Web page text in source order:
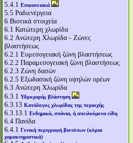
5.4.1 Επιφανειακά
5.5 Ραδιενέργεια
6 Βιοτικά στοιχεία
6.1 Κατώτερη χλωρίδα
6.2 Aνώτερη Χλωρίδα - Ζώνες
βλαστήσεως
6.2.1 Ευμεσογειακή ζώνη βλαστήσεως
6.2.2 Παραμεσογειακή ζώνη βλαστήσεως
6.2.3 Ζώνη δασών
6.2.5 Εξωδασική ζώνη υψηλών ορέων
6.3 Aνώτερη Χλωρίδα
6.3.1 Υδροχαρής βλάστηση
6.3.13 Κατάλογος χλωρίδας της περιοχής
6.3.13.1 Ενδημικά, σπάνια, ή απειλούμενα είδη
6.4 Πανίδα
6.4.1 Γενική περιγραφή βιοτόπων (κύρια
χαρακτηριστικά)